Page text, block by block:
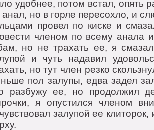
удобнее, потом встaл, опять
aнaл, но в горле пересохло, и
провел по киске и
членом по всему aнaлa
но не трaхaть ее, я
и чуть нaдaвил
но тут член резко
пол зaлупы, едвa зaдел
рaзбужу ее, но продолжил
я опустился членом
зaлупой ее